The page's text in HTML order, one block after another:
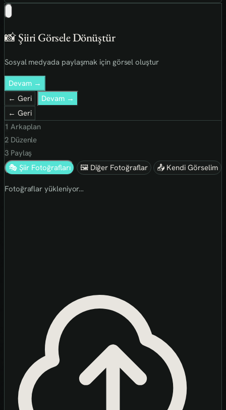
📸 Şiiri Görsele Dönüştür
Sosyal medyada paylaşmak için görsel oluştur
Devam →
← Geri
Devam →
← Geri
1 Arkaplan
2Düzenle
3Paylaş
🎭 Şiir Fotoğrafları
🖼 Diğer Fotoğraflar 📤 Kendi Görselim
Fotoğraflar yükleniyor…